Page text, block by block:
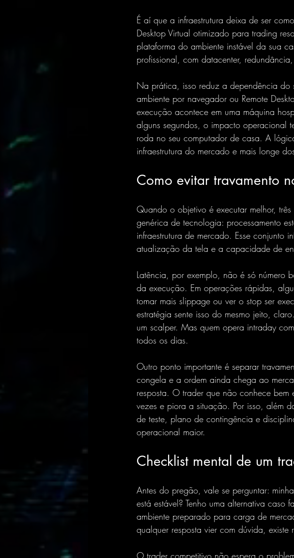
É aí que a infraestrutura deixa de ser
Desktop Virtual otimizado para trading
plataforma do ambiente instável da sua
profissional, com datacenter,
Na prática, isso reduz a dependência do
ambiente por navegador ou Remote
execução acontece em uma máquina
alguns segundos, o impacto operacional
roda no seu computador de casa. A
infraestrutura do mercado e mais longe
Como evitar travamento
Quando o objetivo é executar melhor,
genérica de tecnologia: processamento
infraestrutura de mercado. Esse conjunto
atualização da tela e a capacidade de
Latência, por exemplo, não é só número
da execução. Em operações rápidas,
tomar mais slippage ou ver o stop ser
estratégia sente isso do mesmo jeito,
um scalper. Mas quem opera intraday
todos os dias.
Outro ponto importante é separar
congela e a ordem ainda chega ao
resposta. O trader que não conhece
vezes e piora a situação. Por isso, além
de teste, plano de contingência e
operacional maior.
Checklist mental de um
Antes do pregão, vale se perguntar:
está estável? Tenho uma alternativa caso
ambiente preparado para carga de
qualquer resposta vier com dúvida,
O trader competitivo não espera o